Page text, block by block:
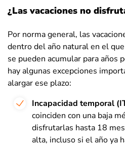
¿Las vacaciones no
Por norma general, las
dentro del año natural en el
se pueden acumular para años
hay algunas excepciones
alargar ese plazo:
Incapacidad temporal
coinciden con una baja
disfrutarlas hasta 18
alta, incluso si el año ya